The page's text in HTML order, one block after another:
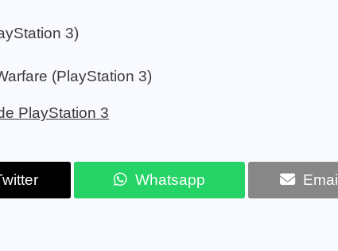
3)
(PlayStation 3)
PlayStation 3
Whatsapp Email